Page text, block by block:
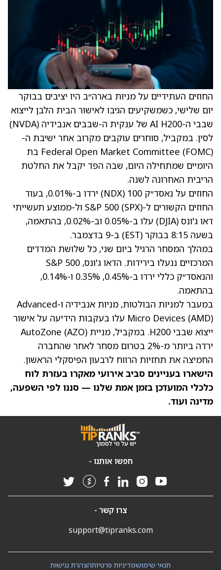
החוזים העתידיים על מניות בארה״ב היו יציבים בבוקר
יום שלישי, כשמשקיעים הגיבו לאישור הבית הלבן לייצוא
שבבי ה-AI H200 של ענקית ה-שבבים אנבידיה
(NVDA)
לסין. במקביל, סוחרים עוקבים מקרוב אחר ישיבת ה-
Federal Open Market Committee (FOMC) בת
היומיים שמתחילה היום, שבה הפד יקבל את החלטת
הריבית האחרונה לשנה.
החוזים על נאסד״ק 100 (NDX) ירדו ב-0.01%, בעוד
החוזים הקשורים ל-S&P 500 (SPX) ול-ממוצע תעשייתי
דאו ג'ונס (DJIA) עלו ב-0.05% וב-0.02%, בהתאמה,
בשעה 8:15 בבוקר (EST) ב-9 בדצמבר.
במהלך המסחר הרגיל ביום שני, כל שלושת המדדים
המרכזיים ננעלו בירידות. הדאו ג'ונס, S&P 500
והנאסד״ק כללי ירדו ב-0.45%, 0.35% ו-0.14%,
בהתאמה.
במעבר למניות הבולטות, מניות אנבידיה ו-Advanced
Micro Devices (AMD)
עלו בעקבות הידיעה על אישור
ייצוא שבבי H200. במקביל, מניית AutoZone
(AZO)
ירדה ביותר מ-2% בטרום מסחר לאחר שהחברה
החמיצה את תחזיות הרווח לרבעון הפיסקלי הראשון.
הישארו בעניינים סביב אירועי מאקרו בעזרת לוח
כלכלי המועדכן בזמן אמת שלנו — סננו לפי השפעה,
מדינה ועוד.
חפשו אותנו -
צרו קשר -
support@tipranks.com
הצהרת נגישותמדיניות פרטיותתנאי שימוש